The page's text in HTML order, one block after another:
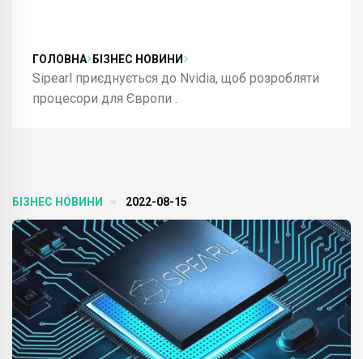
ГОЛОВНА БІЗНЕС НОВИНИ
Sipearl приєднується до Nvidia, щоб розробляти
процесори для Європи .
БІЗНЕС НОВИНИ 2022-08-15